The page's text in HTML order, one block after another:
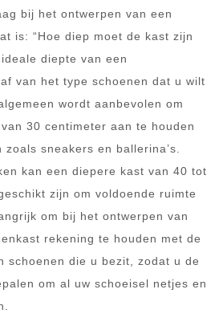
bij het ontwerpen van een
is: “Hoe diep moet de kast zijn
diepte van een
van het type schoenen dat u wilt
wordt aanbevolen om
30 centimeter aan te houden
sneakers en ballerina’s.
kan een diepere kast van 40 tot
zijn om voldoende ruimte
om bij het ontwerpen van
rekening te houden met de
schoenen die u bezit, zodat u de
om al uw schoeisel netjes en